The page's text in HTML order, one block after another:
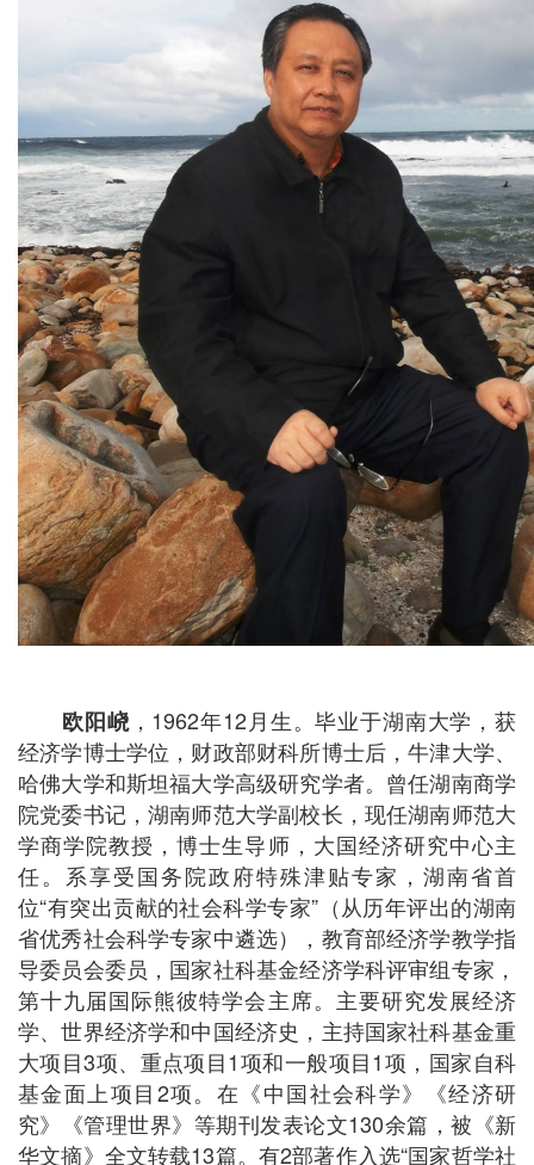
欧阳峣 ， 1962年12月生。毕业于湖南大学，获
经济学博士学位，财政部财科所博士后，牛津大学、
哈佛大学和斯坦福大学高级研究学者。曾任湖南商学
院党委书记，湖南师范大学副校长，现任湖南师范大
学商学院教授，博士生导师，大国经济研究中心主
任。系享受国务院政府特殊津贴专家，湖南省首
位“有突出贡献的社会科学专家”（从历年评出的湖南
省优秀社会科学专家中遴选），教育部经济学教学指
导委员会委员，国家社科基金经济学科评审组专家，
第十九届国际熊彼特学会主席。主要研究发展经济
学、世界经济学和中国经济史，主持国家社科基金重
大项目3项、重点项目1项和一般项目1项，国家自科
基金面上项目2项。在《中国社会科学》《经济研
究》《管理世界》等期刊发表论文130余篇，被《新
华文摘》全文转载13篇。有2部著作入选“国家哲学社